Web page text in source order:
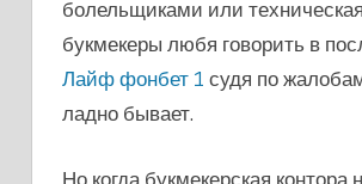
болельщиками или
букмекеры любя говорить в
Лайф фонбет 1 судя по
ладно бывает.
Но когда букмекерская контора